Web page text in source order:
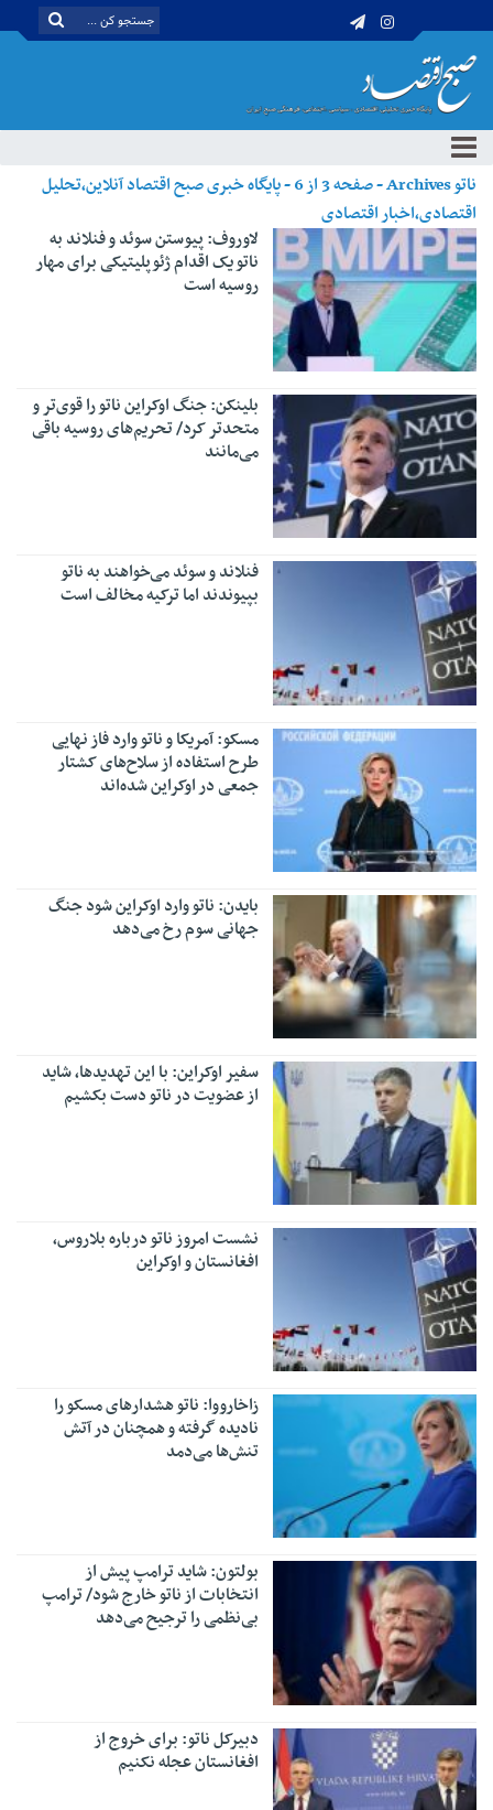
ناتو Archives - صفحه 3 از 6 - پایگاه خبری صبح اقتصاد آنلاین،تحلیل
اقتصادی،اخبار اقتصادی
لاوروف: پیوستن سوئد و فنلاند به
ناتو یک اقدام ژئوپلیتیکی برای مهار
روسیه است
بلینکن: جنگ اوکراین ناتو را قوی‌تر و
متحدتر کرد/ تحریم‌های روسیه باقی
می‌مانند
فنلاند و سوئد می‌خواهند به ناتو
بپیوندند اما ترکیه مخالف است
مسکو: آمریکا و ناتو وارد فاز نهایی
طرح استفاده از سلاح‌های کشتار
جمعی در اوکراین شده‌اند
بایدن: ناتو وارد اوکراین شود جنگ
جهانی سوم رخ می‌دهد
سفیر اوکراین: با این تهدیدها، شاید
از عضویت در ناتو دست بکشیم
نشست امروز ناتو درباره بلاروس،
افغانستان و اوکراین
زاخارووا: ناتو هشدارهای مسکو را
نادیده گرفته و همچنان در آتش
تنش‌ها می‌دمد
بولتون: شاید ترامپ پیش از
انتخابات از ناتو خارج شود/ ترامپ
بی‌نظمی را ترجیح می‌دهد
دبیرکل ناتو: برای خروج از
افغانستان عجله نکنیم